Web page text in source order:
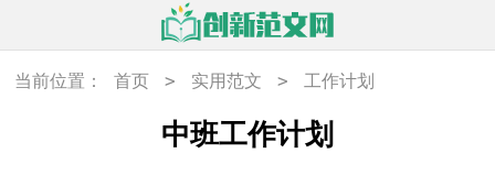
当前位置： 首页 > 实用范文 > 工作计划
中班工作计划